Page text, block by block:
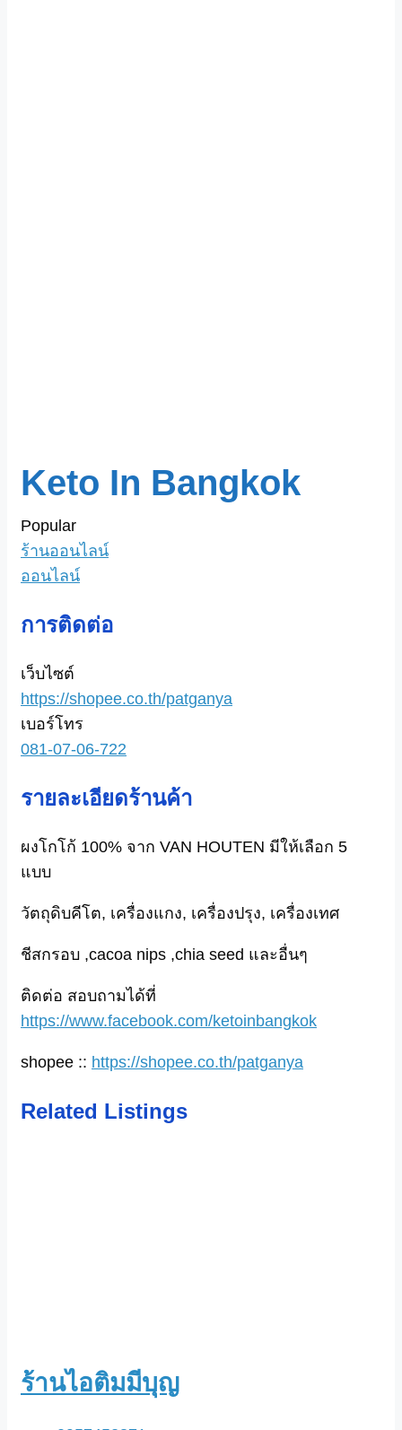
Keto In Bangkok
Popular
ร้านออนไลน์
ออนไลน์
การติดต่อ
เว็บไซต์
https://shopee.co.th/patganya
เบอร์โทร
081-07-06-722
รายละเอียดร้านค้า
ผงโกโก้ 100% จาก VAN HOUTEN มีให้เลือก 5
แบบ
วัตถุดิบคีโต, เครื่องแกง, เครื่องปรุง, เครื่องเทศ
ชีสกรอบ ,cacoa nips ,chia seed และอื่นๆ
ติดต่อ สอบถามได้ที่
https://www.facebook.com/ketoinbangkok
shopee :: https://shopee.co.th/patganya
Related Listings
ร้านไอติมมีบุญ